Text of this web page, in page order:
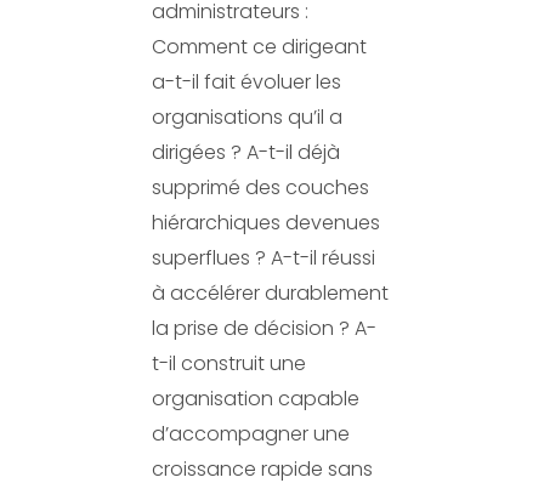
administrateurs :
Comment ce dirigeant
a-t-il fait évoluer les
organisations qu’il a
dirigées ? A-t-il déjà
supprimé des couches
hiérarchiques devenues
superflues ? A-t-il réussi
à accélérer durablement
la prise de décision ? A-
t-il construit une
organisation capable
d’accompagner une
croissance rapide sans